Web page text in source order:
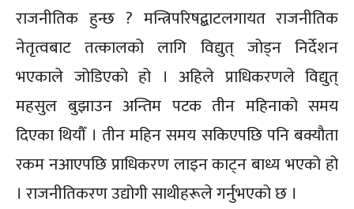
राजनीतिक हुन्छ ? मन्त्रिपरिषद्बाटलगायत राजनीतिक
नेतृत्वबाट तत्कालको लागि विद्युत् जोड्न निर्देशन
भएकाले जोडिएको हो । अहिले प्राधिकरणले विद्युत्
महसुल बुझाउन अन्तिम पटक तीन महिनाको समय
दिएका थियौँ । तीन महिन समय सकिएपछि पनि बक्यौता
रकम नआएपछि प्राधिकरण लाइन काट्न बाध्य भएको हो
। राजनीतिकरण उद्योगी साथीहरूले गर्नुभएको छ ।